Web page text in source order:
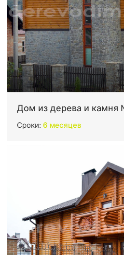
Дом из дерева и
Сроки: 6 месяцев